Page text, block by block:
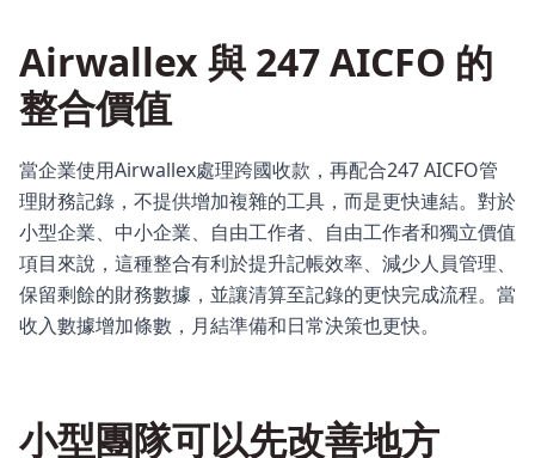
Airwallex 與 247 AICFO 的
整合價值
當企業使用Airwallex處理跨國收款，再配合247 AICFO管
理財務記錄，不提供增加複雜的工具，而是更快連結。對於
小型企業、中小企業、自由工作者、自由工作者和獨立價值
項目來說，這種整合有利於提升記帳效率、減少人員管理、
保留剩餘的財務數據，並讓清算至記錄的更快完成流程。當
收入數據增加條數，月結準備和日常決策也更快。
小型團隊可以先改善地方